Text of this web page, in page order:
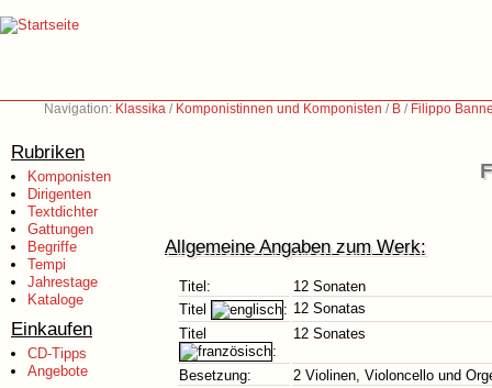
Navigation: Klassika / Komponistinnen und Komponisten / B / Filippo
Rubriken
Komponisten
Dirigenten
Textdichter
Gattungen
Begriffe
Tempi
Jahrestage
Kataloge
Einkaufen
CD-Tipps
Angebote
Allgemeine Angaben zum Werk:
Titel:
12 Sonaten
Titel
: 12 Sonatas
Titel
:
12 Sonates
Besetzung:
2 Violinen, Violoncello und